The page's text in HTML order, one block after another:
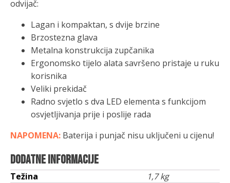
odvijač:
Lagan i kompaktan, s dvije brzine
Brzostezna glava
Metalna konstrukcija zupčanika
Ergonomsko tijelo alata savršeno pristaje u ruku
korisnika
Veliki prekidač
Radno svjetlo s dva LED elementa s funkcijom
osvjetljivanja prije i poslije rada
NAPOMENA: Baterija i punjač nisu uključeni u cijenu!
Dodatne informacije
Težina
1,7 kg